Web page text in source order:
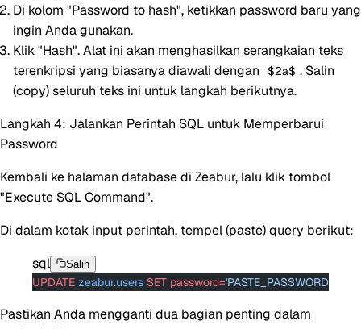
Di kolom "Password to hash", ketikkan password baru yang
ingin Anda gunakan.
Klik "Hash". Alat ini akan menghasilkan serangkaian teks
terenkripsi yang biasanya diawali dengan
$2a$ . Salin
(copy) seluruh teks ini untuk langkah berikutnya.
Langkah 4: Jalankan Perintah SQL untuk Memperbarui
Password
Kembali ke halaman database di Zeabur, lalu klik tombol
"Execute SQL Command".
Di dalam kotak input perintah, tempel (paste) query berikut:
sql
Salin
UPDATE zeabur.users SET password=
Pastikan Anda mengganti dua bagian penting dalam